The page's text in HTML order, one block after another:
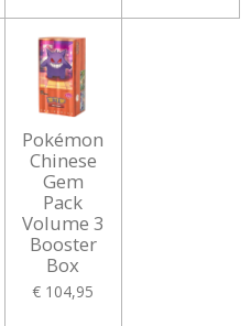
Pokémon
Chinese
Gem
Pack
Volume 3
Booster
Box
€ 104,95